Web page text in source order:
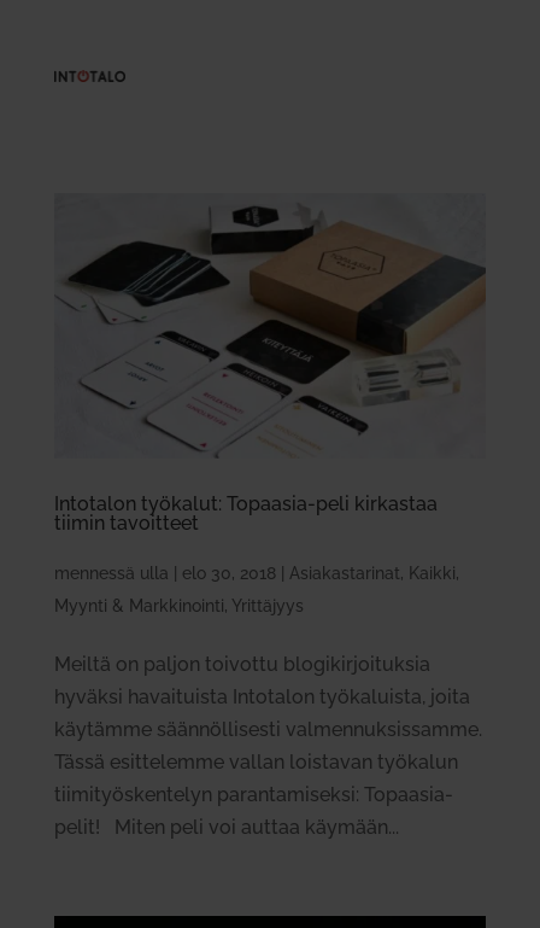
Into­talon työ­kalut: Topaasia-peli kir­kastaa
tiimin tavoitteet
mennessä ulla elo 30, 2018| Asiakastarinat, Kaikki,
Myynti & Markkinointi, Yrittäjyys
Meiltä on paljon toivottu blogikirjoituksia
hyväksi havaituista Intotalon työkaluista, joita
käytämme säännöllisesti valmennuksissamme.
Tässä esittelemme vallan loistavan työkalun
tiimityöskentelyn parantamiseksi: Topaasia-
pelit! Miten peli voi auttaa käymään...